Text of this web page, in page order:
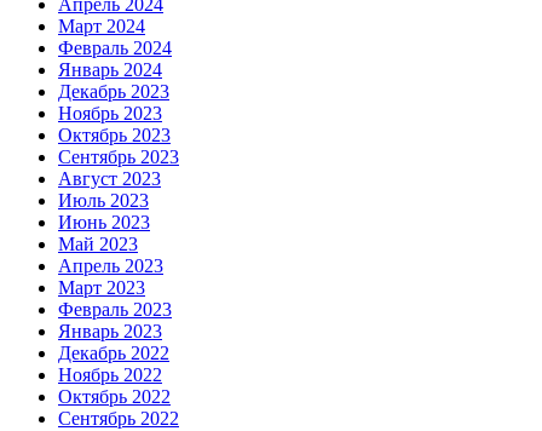
Март 2024
Февраль 2024
Январь 2024
Декабрь 2023
Ноябрь 2023
Октябрь 2023
Сентябрь 2023
Август 2023
Июль 2023
Июнь 2023
Май 2023
Апрель 2023
Март 2023
Февраль 2023
Январь 2023
Декабрь 2022
Ноябрь 2022
Октябрь 2022
Сентябрь 2022